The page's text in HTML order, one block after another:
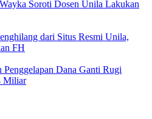
Soroti Dosen Unila Lakukan
dari Situs Resmi Unila,
FH
Dana Ganti Rugi
Miliar